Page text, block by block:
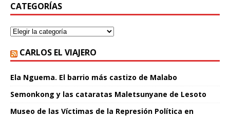
CATEGORÍAS
CARLOS EL VIAJERO
Ela Nguema. El barrio más castizo de Malabo
Semonkong y las cataratas Maletsunyane de Lesoto
Museo de las Víctimas de la Represión Política en